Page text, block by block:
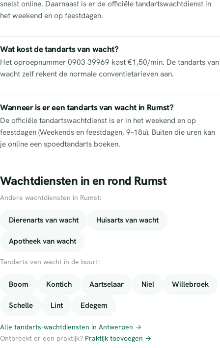
snelst online. Daarnaast is er de officiële tandartswachtdienst in
het weekend en op feestdagen.
Wat kost de tandarts van wacht?
Het oproepnummer 0903 39969 kost €1,50/min. De tandarts van
wacht zelf rekent de normale conventietarieven aan.
Wanneer is er een tandarts van wacht in Rumst?
De officiële tandartswachtdienst is er in het weekend en op
feestdagen (Weekends en feestdagen, 9–18u). Buiten die uren kan
je online een spoedtandarts boeken.
Wachtdiensten in en rond Rumst
Andere wachtdiensten in Rumst:
Dierenarts van wacht Huisarts van wacht
Apotheek van wacht
Tandarts van wacht in de buurt:
Boom Kontich Aartselaar Niel Willebroek
Schelle Lint Edegem
Alle tandarts-wachtdiensten in Antwerpen →
Ontbreekt er een praktijk? Praktijk toevoegen →